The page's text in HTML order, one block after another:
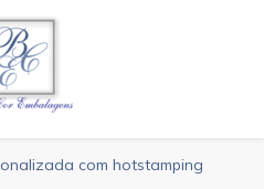
com hotstamping